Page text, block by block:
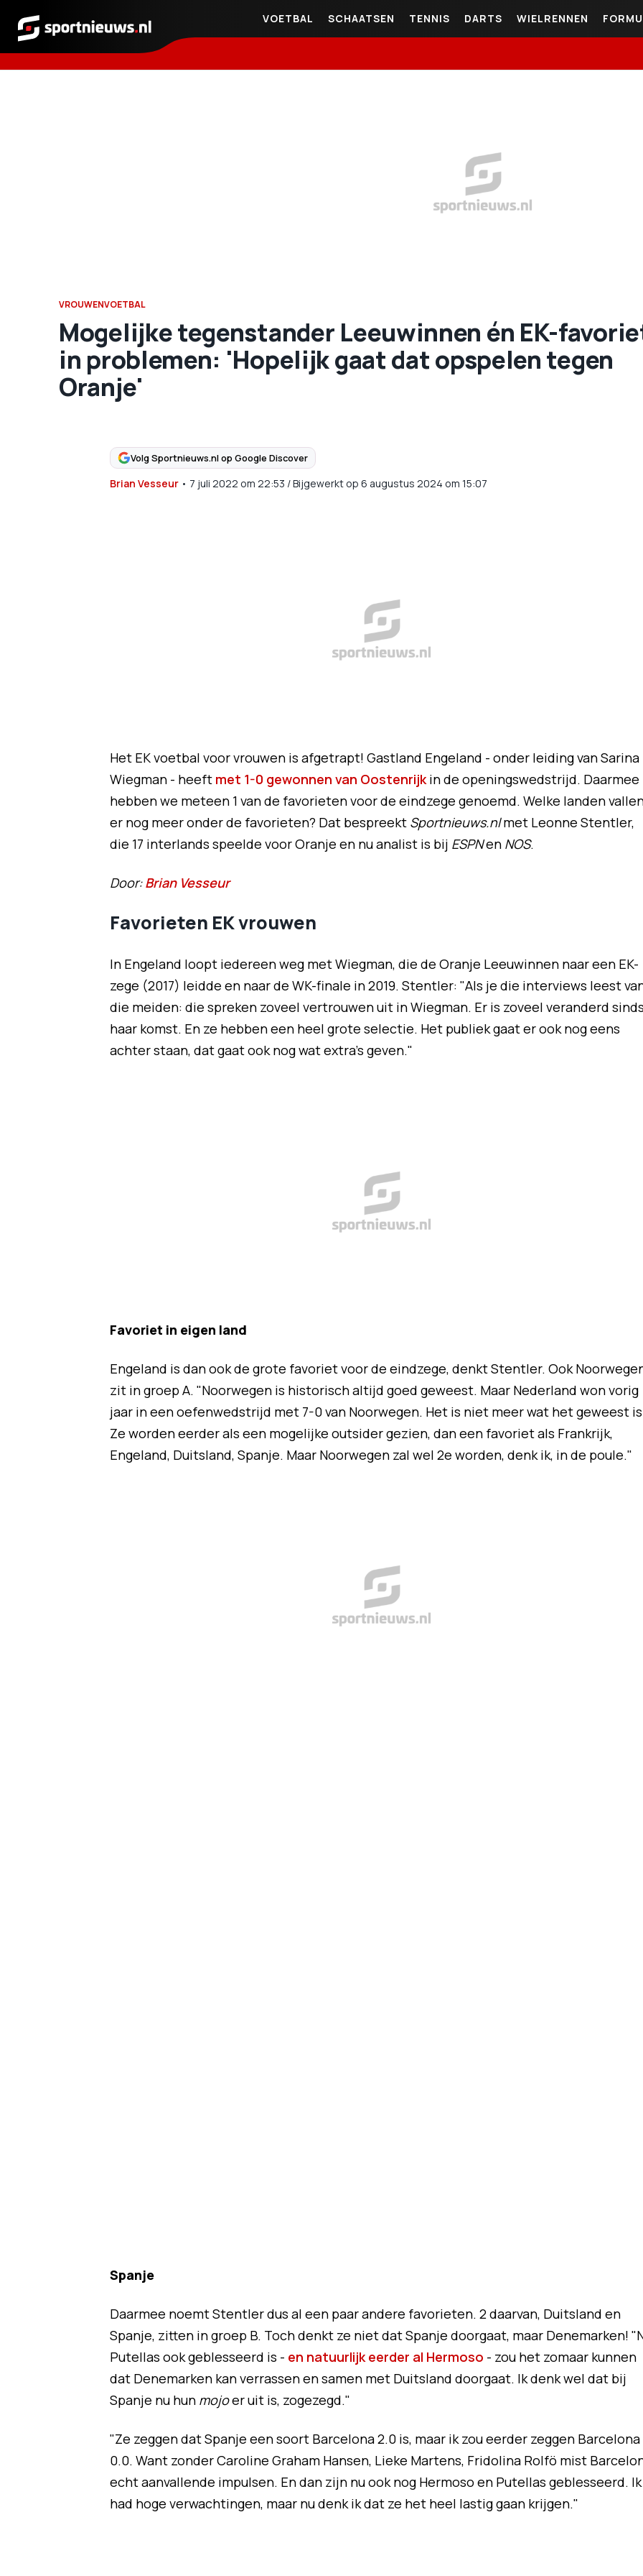
Sportnieuws.nl
VOETBAL SCHAATSEN TENNIS DARTS WIELRENNEN
VROUWENVOETBAL
Mogelijke tegenstander Leeuwinnen én EK-
in problemen: 'Hopelijk gaat dat opspelen tegen
Oranje'
Volg Sportnieuws.nl op Google Discover
Brian Vesseur• 7 juli 2022 om 22:53 /Bijgewerkt op 6 augustus 2024 om 15:07
Het EK voetbal voor vrouwen is afgetrapt! Gastland Engeland - onder leiding van Sarina
Wiegman - heeft met 1-0 gewonnen van Oostenrijkin de openingswedstrijd. Daarmee
hebben we meteen 1 van de favorieten voor de eindzege genoemd. Welke landen
er nog meer onder de favorieten? Dat bespreekt Sportnieuws.nlmet Leonne Stentler,
die 17 interlands speelde voor Oranje en nu analist is bij ESPNen NOS.
Door:Brian Vesseur
Favorieten EK vrouwen
In Engeland loopt iedereen weg met Wiegman, die de Oranje Leeuwinnen naar een EK-
zege (2017) leidde en naar de WK-finale in 2019. Stentler: "Als je die interviews leest
die meiden: die spreken zoveel vertrouwen uit in Wiegman. Er is zoveel veranderd
haar komst. En ze hebben een heel grote selectie. Het publiek gaat er ook nog eens
achter staan, dat gaat ook nog wat extra's geven."
Favoriet in eigen land
Engeland is dan ook de grote favoriet voor de eindzege, denkt Stentler. Ook
zit in groep A. "Noorwegen is historisch altijd goed geweest. Maar Nederland won vorig
jaar in een oefenwedstrijd met 7-0 van Noorwegen. Het is niet meer wat het geweest
Ze worden eerder als een mogelijke outsider gezien, dan een favoriet als Frankrijk,
Engeland, Duitsland, Spanje. Maar Noorwegen zal wel 2e worden, denk ik, in de poule."
Spanje
Daarmee noemt Stentler dus al een paar andere favorieten. 2 daarvan, Duitsland en
Spanje, zitten in groep B. Toch denkt ze niet dat Spanje doorgaat, maar Denemarken!
Putellas ook geblesseerd is - en natuurlijk eerder al Hermoso - zou het zomaar kunnen
dat Denemarken kan verrassen en samen met Duitsland doorgaat. Ik denk wel dat bij
Spanje nu hun mojoer uit is, zogezegd."
"Ze zeggen dat Spanje een soort Barcelona 2.0 is, maar ik zou eerder zeggen Barcelona
0.0. Want zonder Caroline Graham Hansen, Lieke Martens, Fridolina Rolfö mist
echt aanvallende impulsen. En dan zijn nu ook nog Hermoso en Putellas geblesseerd. Ik
had hoge verwachtingen, maar nu denk ik dat ze het heel lastig gaan krijgen."